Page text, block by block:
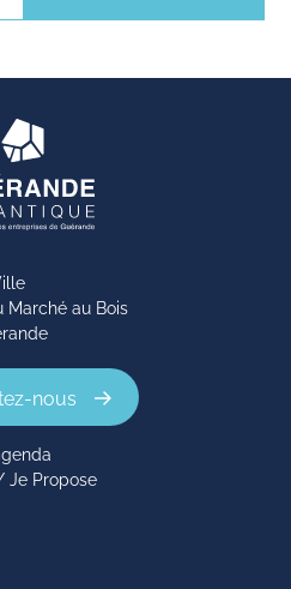
Marché au Bois
nous
Je Propose